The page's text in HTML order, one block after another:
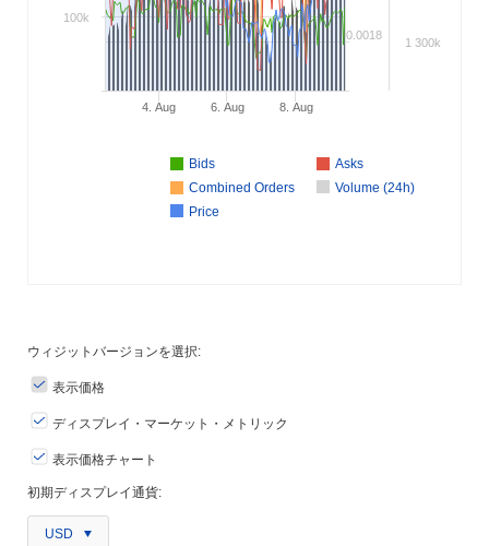
Bids
Asks
Combined Orders
Volume (24h)
Price
4. Aug 6. Aug 8. Aug
0.0018
1 300k
100k
ウィジットバージョンを選択:
表示価格
ディスプレイ・マーケット・メトリック
表示価格チャート
初期ディスプレイ通貨:
USD